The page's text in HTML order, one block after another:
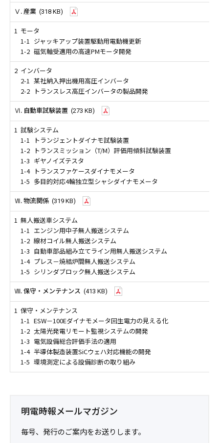
Ⅴ. 産業 (318 KB)
1 モータ
1-1
ジャッキアップ装置駆動用電動機更新
1-2 磁気軸受適用の高速PMモータ開発
2 インバータ
2-1 某社納入押出機用高圧インバータ
2-2
トランスレス高圧インバータの製品開発
Ⅵ. 自動車試験装置 (273 KB)
1 試験システム
1-1
トランジェントダイナモ試験装置
1-2
トランスミッション（T/M）評価用傾斜試験装置
1-3 ギヤノイズテスタ
1-4
トランスファケースダイナモメータ
1-5 多目的対応4輪独立型シャシダイナモメータ
Ⅶ. 物流関係 (319 KB)
1 無人搬送車システム
1-1
エンジン用中子無人搬送システム
1-2 線材コイル無人搬送システム
1-3 自動車部品組み立てライン用無人搬送システム
1-4 プレス－焼結炉間無人搬送システム
1-5 シリンダブロック無人搬送システム
Ⅷ. 保守・メンテナンス (413 KB)
1 保守・メンテナンス
1-1 ESW－100Eダイナモメータ回生電力の見える化
1-2 太陽光発電リモート監視システムの開発
1-3 電気設備総合評価手法の適用
1-4 半導体製造装置SiCウェハ対応機能の開発
1-5 環境測定による設備診断の取り組み
明電時報メールマガジン
毎号、発行のご案内をお送りします。